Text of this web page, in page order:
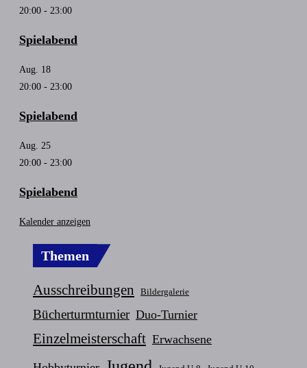
20:00 - 23:00
Spielabend
Aug. 18
20:00 - 23:00
Spielabend
Aug. 25
20:00 - 23:00
Spielabend
Kalender anzeigen
Themen
Ausschreibungen Bildergalerie
Bücherturmturnier Duo-Turnier
Einzelmeisterschaft Erwachsene